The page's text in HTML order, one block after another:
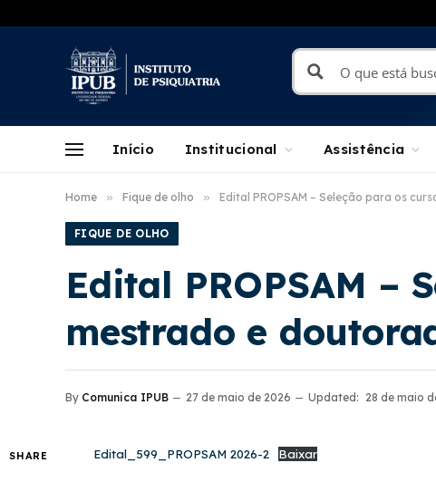
Início Institucional Assistência
Home » Fique de olho » Edital PROPSAM – Seleção para os
FIQUE DE OLHO
Edital PROPSAM –
mestrado e
By Comunica IPUB 27 de maio de 2026 Updated: 28 de maio
SHARE Edital_599_PROPSAM 2026-2 Baixar